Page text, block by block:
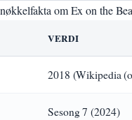
om Ex on the
VERDI
2018 (Wikipedia
Sesong 7 (2024)